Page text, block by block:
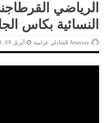
الرياضي
النسائية بكاس
Attayma الشاذلي عرايبية أبريل 08, 2023